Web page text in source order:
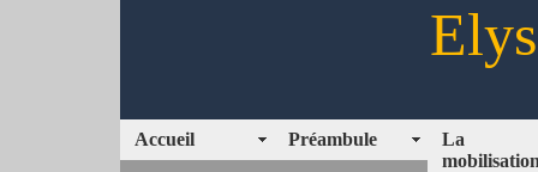
Accueil Préambule
La